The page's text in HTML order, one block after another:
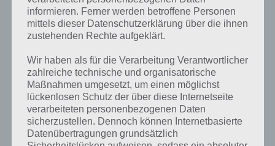
Kurze Begriffserklärung zur Lösung
Lemur
Bilder 1 Wort, doch welche Bedeutung hat dieses eigentlich und was
gibt es dazu zu wissen? Passt das Wort auch zu Ach, wie Süß? Zu
bestimmten Lösungen präsentieren wir daher auch immer eine
kurze Begriffserklärung!
Zu Lemur haben wir zunächst keine weiteren Informationen parat!
informieren. Ferner werden betroffene Personen
mittels dieser Datenschutzerklärung über die ihnen
zustehenden Rechte aufgeklärt.
Wir haben als für die Verarbeitung Verantwortlicher
zahlreiche technische und organisatorische
Maßnahmen umgesetzt, um einen möglichst
lückenlosen Schutz der über diese Internetseite
verarbeiteten personenbezogenen Daten
sicherzustellen. Dennoch können Internetbasierte
Datenübertragungen grundsätzlich